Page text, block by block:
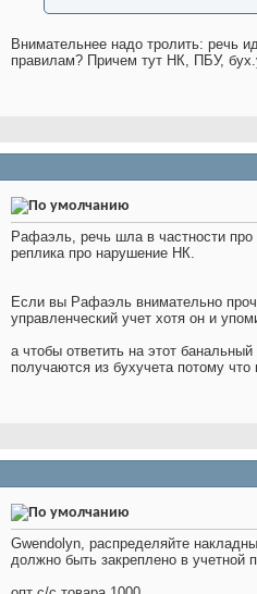
Внимательнее надо тролить: речь
правилам? Причем тут НК, ПБУ,
Рафаэль, речь шла в частности про
реплика про нарушение НК.
Если вы Рафаэль внимательно
управленческий учет хотя он и
а чтобы ответить на этот
получаются из бухучета потому
Gwendolyn, распределяйте
должно быть закреплено в учетной